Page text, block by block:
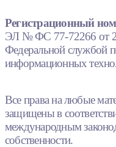
Регистрационный
ЭЛ № ФС 77-72266 от
Федеральной службой
информационных
Все права на любые
защищены в
международным
собственности.